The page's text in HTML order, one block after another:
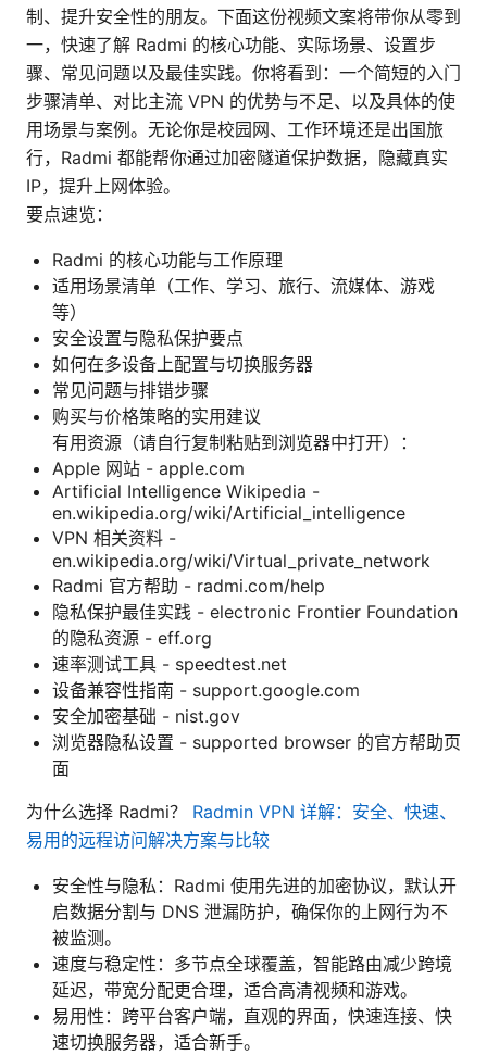
制、提升安全性的朋友。下面这份视频文案将带你从零到
一，快速了解 Radmi 的核心功能、实际场景、设置步
骤、常见问题以及最佳实践。你将看到：一个简短的入门
步骤清单、对比主流 VPN 的优势与不足、以及具体的使
用场景与案例。无论你是校园网、工作环境还是出国旅
行，Radmi 都能帮你通过加密隧道保护数据，隐藏真实
IP，提升上网体验。
要点速览：
Radmi 的核心功能与工作原理
适用场景清单（工作、学习、旅行、流媒体、游戏
等）
安全设置与隐私保护要点
如何在多设备上配置与切换服务器
常见问题与排错步骤
购买与价格策略的实用建议
有用资源（请自行复制粘贴到浏览器中打开）：
Apple 网站 - apple.com
Artificial Intelligence Wikipedia -
en.wikipedia.org/wiki/Artificial_intelligence
VPN 相关资料 -
en.wikipedia.org/wiki/Virtual_private_network
Radmi 官方帮助 - radmi.com/help
隐私保护最佳实践 - electronic Frontier Foundation
的隐私资源 - eff.org
速率测试工具 - speedtest.net
设备兼容性指南 - support.google.com
安全加密基础 - nist.gov
浏览器隐私设置 - supported browser 的官方帮助页
面
为什么选择 Radmi？ Radmin VPN 详解：安全、快速、
易用的远程访问解决方案与比较
安全性与隐私：Radmi 使用先进的加密协议，默认开
启数据分割与 DNS 泄漏防护，确保你的上网行为不
被监测。
速度与稳定性：多节点全球覆盖，智能路由减少跨境
延迟，带宽分配更合理，适合高清视频和游戏。
易用性：跨平台客户端，直观的界面，快速连接、快
速切换服务器，适合新手。